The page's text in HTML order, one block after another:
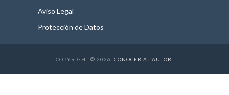
Aviso Legal
Protección de Datos
COPYRIGHT © 2026. CONOCER AL AUTOR